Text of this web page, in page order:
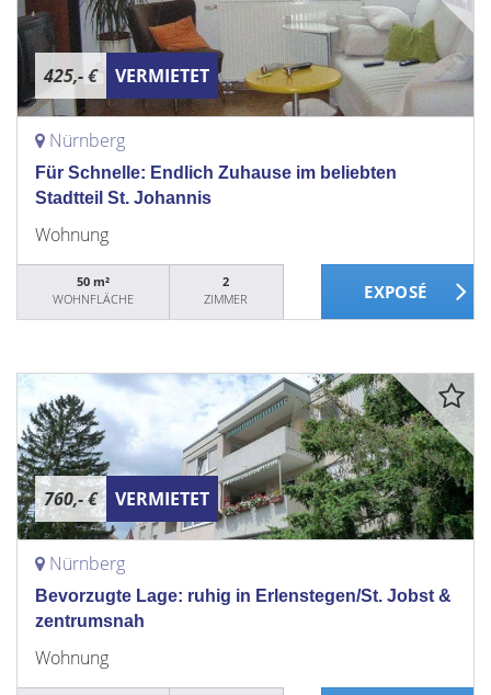
425,- € VERMIETET
Nürnberg
Für Schnelle: Endlich Zuhause im beliebten
Stadtteil St. Johannis
Wohnung
50 m²
WOHNFLÄCHE
2
ZIMMER
760,- € VERMIETET
Nürnberg
Bevorzugte Lage: ruhig in Erlenstegen/St. Jobst &
zentrumsnah
Wohnung